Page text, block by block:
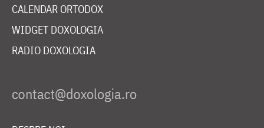
CALENDAR ORTODOX
WIDGET DOXOLOGIA
RADIO DOXOLOGIA